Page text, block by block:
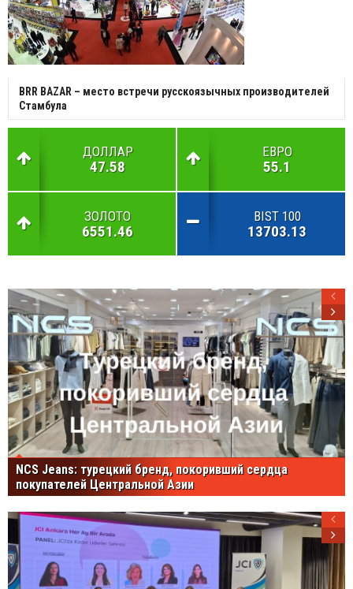
BRR BAZAR – место встречи русскоязычных производителей
Стамбула
ДОЛЛАР
47.58
ЕВРО
55.1
ЗОЛОТО
6551.46
BIST 100
13703.13
NCS Jeans: турецкий бренд, покоривший сердца
покупателей Центральной Азии